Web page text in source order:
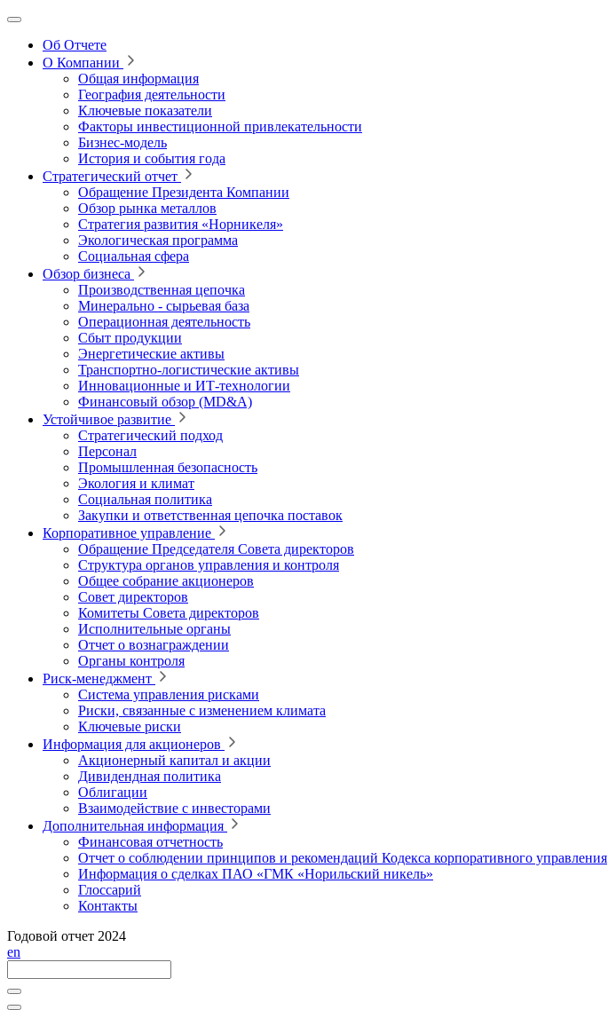
Об Отчете
О Компании
Общая информация
География деятельности
Ключевые показатели
Факторы инвестиционной привлекательности
Бизнес-модель
История и события года
Стратегический отчет
Обращение Президента Компании
Обзор рынка металлов
Стратегия развития «Норникеля»
Экологическая программа
Социальная сфера
Обзор бизнеса
Производственная цепочка
Минерально ‑ сырьевая база
Операционная деятельность
Сбыт продукции
Энергетические активы
Транспортно-логистические активы
Инновационные и ИТ‑технологии
Финансовый обзор (MD&A)
Устойчивое развитие
Стратегический подход
Персонал
Промышленная безопасность
Экология и климат
Социальная политика
Закупки и ответственная цепочка поставок
Корпоративное управление
Обращение Председателя Совета директоров
Структура органов управления и контроля
Общее собрание акционеров
Совет директоров
Комитеты Совета директоров
Исполнительные органы
Отчет о вознаграждении
Органы контроля
Риск-менеджмент
Система управления рисками
Риски, связанные с изменением климата
Ключевые риски
Информация для акционеров
Акционерный капитал и акции
Дивидендная политика
Облигации
Взаимодействие с инвесторами
Дополнительная информация
Финансовая отчетность
Отчет о соблюдении принципов и рекомендаций Кодекса корпоративного управления
Информация о сделках ПАО «ГМК «Норильский никель»
Глоссарий
Контакты
Годовой отчет 2024
en